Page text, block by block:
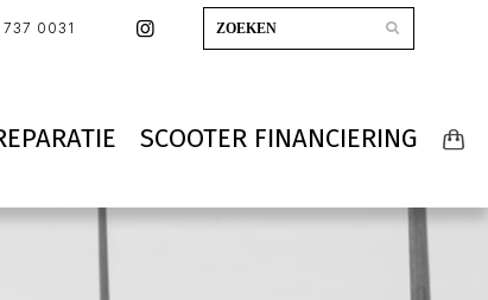
0031
SCOOTER FINANCIERING